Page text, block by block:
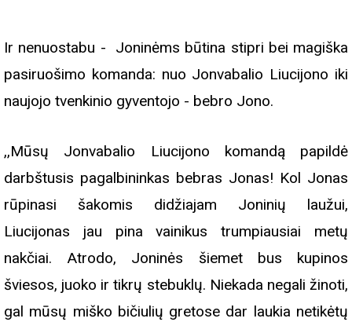
Ir nenuostabu - Joninėms būtina stipri bei magiška
pasiruošimo komanda: nuo Jonvabalio Liucijono iki
naujojo tvenkinio gyventojo - bebro Jono.
,,Mūsų Jonvabalio Liucijono komandą papildė
darbštusis pagalbininkas bebras Jonas! Kol Jonas
rūpinasi šakomis didžiajam Joninių laužui,
Liucijonas jau pina vainikus trumpiausiai metų
nakčiai. Atrodo, Joninės šiemet bus kupinos
šviesos, juoko ir tikrų stebuklų. Niekada negali žinoti,
gal mūsų miško bičiulių gretose dar laukia netikėtų